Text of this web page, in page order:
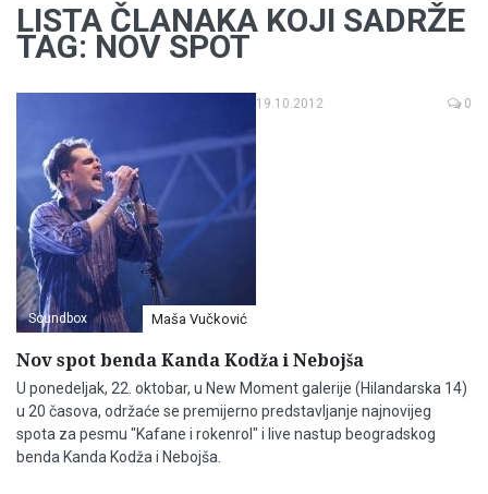
LISTA ČLANAKA KOJI SADRŽE
TAG: NOV SPOT
Soundbox Maša Vučković
19.10.2012 0
Nov spot benda Kanda Kodža i Nebojša
U ponedeljak, 22. oktobar, u New Moment galerije (Hilandarska 14)
u 20 časova, održaće se premijerno predstavljanje najnovijeg
spota za pesmu "Kafane i rokenrol" i live nastup beogradskog
benda Kanda Kodža i Nebojša.